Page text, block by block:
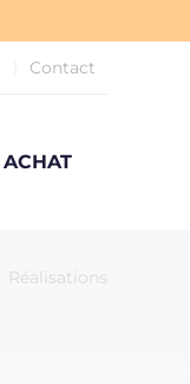
Contact
ACHAT
Réalisations